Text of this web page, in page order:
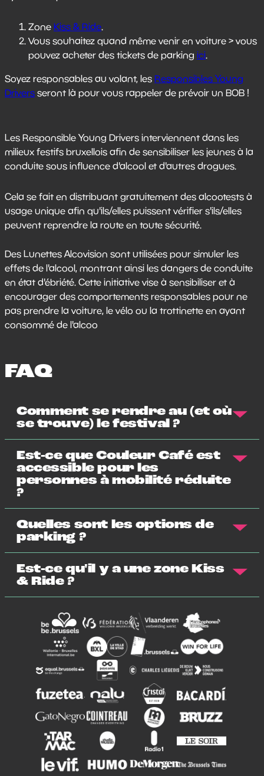
Zone Kiss & Ride.
Vous souhaitez quand même venir en voiture > vous
pouvez acheter des tickets de parking ici.
Soyez responsables au volant, les Responsibles Young
Drivers seront là pour vous rappeler de prévoir un BOB !
Les Responsible Young Drivers interviennent dans les
milieux festifs bruxellois afin de sensibiliser les jeunes à la
conduite sous influence d'alcool et d'autres drogues.
Cela se fait en distribuant gratuitement des alcootests à
usage unique afin qu'ils/elles puissent vérifier s'ils/elles
peuvent reprendre la route en toute sécurité.
Des Lunettes Alcovision sont utilisées pour simuler les
effets de l'alcool, montrant ainsi les dangers de conduite
en état d'ébriété. Cette initiative vise à sensibiliser et à
encourager des comportements responsables pour ne
pas prendre la voiture, le vélo ou la trottinette en ayant
consommé de l'alcoo
FAQ
Comment se rendre au (et où
se trouve) le festival ?
Est-ce que Couleur Café est
accessible pour les
personnes à mobilité réduite
?
Quelles sont les options de
parking ?
Est-ce qu'il y a une zone Kiss
& Ride ?